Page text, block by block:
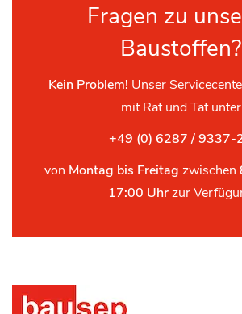
Fragen zu
Baustoffen?
Kein Problem! Unser
mit Rat und Tat unter
+49 (0) 6287 / 9337-
von Montag bis Freitag zwischen
17:00 Uhrzur